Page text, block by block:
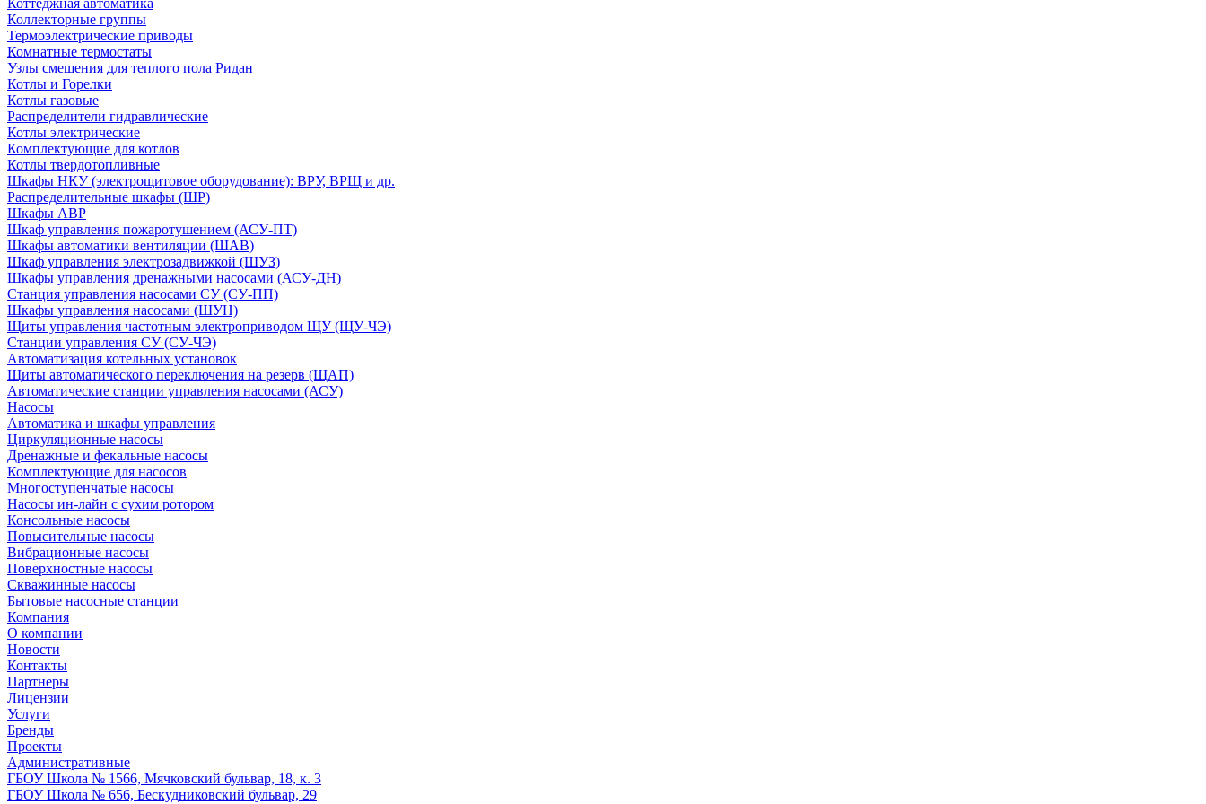
Коттеджная автоматика
Коллекторные группы
Термоэлектрические приводы
Комнатные термостаты
Узлы смешения для теплого пола Ридан
Котлы и Горелки
Котлы газовые
Распределители гидравлические
Котлы электрические
Комплектующие для котлов
Котлы твердотопливные
Шкафы НКУ (электрощитовое оборудование): ВРУ, ВРЩ и др.
Распределительные шкафы (ШР)
Шкафы АВР
Шкаф управления пожаротушением (АСУ-ПТ)
Шкафы автоматики вентиляции (ШАВ)
Шкаф управления электрозадвижкой (ШУЗ)
Шкафы управления дренажными насосами (АСУ-ДН)
Станция управления насосами СУ (СУ-ПП)
Шкафы управления насосами (ШУН)
Щиты управления частотным электроприводом ЩУ (ЩУ-ЧЭ)
Станции управления СУ (СУ-ЧЭ)
Автоматизация котельных установок
Щиты автоматического переключения на резерв (ЩАП)
Автоматические станции управления насосами (АСУ)
Насосы
Автоматика и шкафы управления
Циркуляционные насосы
Дренажные и фекальные насосы
Комплектующие для насосов
Многоступенчатые насосы
Насосы ин-лайн с сухим ротором
Консольные насосы
Повысительные насосы
Вибрационные насосы
Поверхностные насосы
Скважинные насосы
Бытовые насосные станции
Компания
О компании
Новости
Контакты
Партнеры
Лицензии
Услуги
Бренды
Проекты
Административные
ГБОУ Школа № 1566, Мячковский бульвар, 18, к. 3
ГБОУ Школа № 656, Бескудниковский бульвар, 29